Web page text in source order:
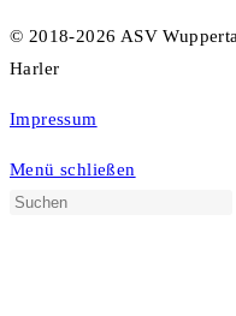
© 2018-2026 ASV
Harler
Impressum
Menü schließen